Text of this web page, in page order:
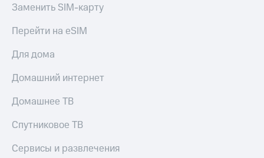
Заменить SIM-карту
Перейти на eSIM
Для дома
Домашний интернет
Домашнее ТВ
Спутниковое ТВ
Сервисы и развлечения